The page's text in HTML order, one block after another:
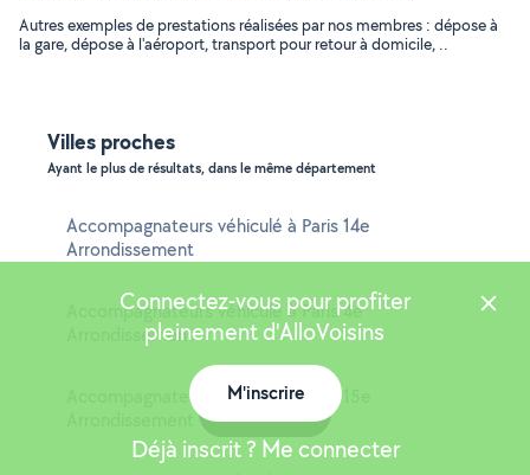
Autres exemples de prestations réalisées par nos membres : dépose à
la gare, dépose à l'aéroport, transport pour retour à domicile, ..
Villes proches
Ayant le plus de résultats, dans le même département
Accompagnateurs véhiculé à Paris 14e
Arrondissement
Accompagnateurs véhiculé à Paris 4e
Arrondissement
Accompagnateurs véhiculé à Paris 15e
Connectez-vous pour profiter
pleinement d'AlloVoisins
M'inscrire
Déjà inscrit ? Me connecter